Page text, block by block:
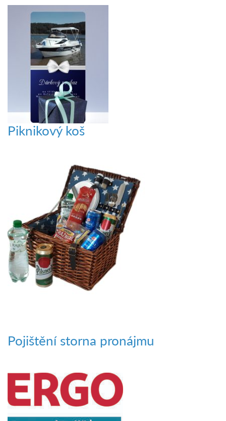
Piknikový koš
Pojištění storna pronájmu